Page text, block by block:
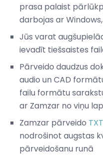
prasa palaist
darbojas ar
Jūs varat
ievadīt tiešsaistes
Pārveido daudzus
audio un CAD
failu formātu
ar Zamzar no viņu
Zamzar pārveido TXT
nodrošinot augstas
pārveidošanu runā